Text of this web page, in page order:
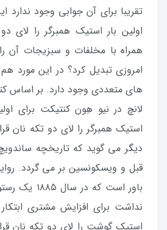
تقریبا برای آن جوابی وجود
اولین بار استیک همبرگر را لای
همراه با مخلفات و سبزیجات آن
امروزی تبدیل کرد؟ در این مورد
های متعددی وجود دارد. بر اساس
استیک همبرگر را لای دو تکه نان
دیگر می گوید که تاریخچه
قبل و ویسکونسین بر می گردد.
باور است که
نداشت برای افزایش مشتری
استیک گوشت را لای دو تکه نان